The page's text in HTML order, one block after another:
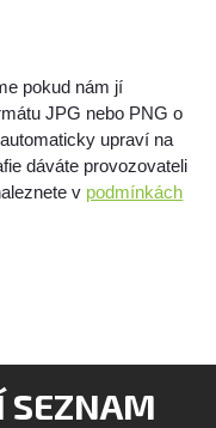
pokud nám jí
JPG nebo PNG o
upraví na
dáváte provozovateli
v podmínkách
SEZNAM